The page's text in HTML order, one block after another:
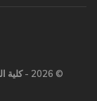
© 2026 - كلية الحقوق و العلوم السياسية. All Rights Reserved.